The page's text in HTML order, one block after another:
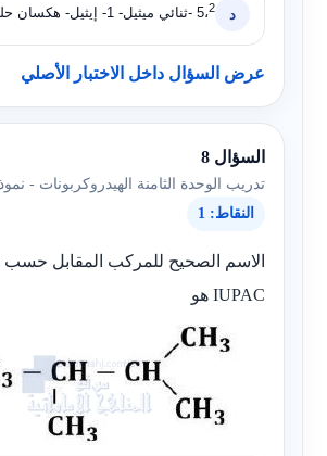
د 5،2 -ثنائي ميثيل- 1- إيثيل- هكسان حلقي
عرض السؤال داخل الاختبار الأصلي
السؤال 8
تدريب الوحدة الثامنة الهيدروكربونات -
النقاط: 1
الاسم الصحيح للمركب المقابل حسب
IUPAC هو